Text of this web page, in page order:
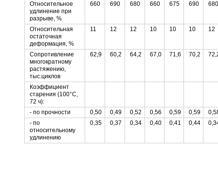
Относительное
удлинение при
разрыве, %
660 690 680 660 675 690 680
Относительная
остаточная
деформация, %
11 12 12 10 10 10 12
Сопротивление
многократному
растяжению,
тыс.циклов
62,9 60,2 64,2 67,0 71,6 70,2
Коэффициент
старения (100°С,
72 ч):
- по прочности
0,50 0,49 0,52 0,56 0,59 0,59
- по
относительному
удлинению
0,35 0,37 0,34 0,40 0,41 0,44